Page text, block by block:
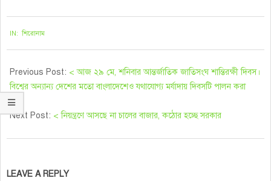
IN: শিরোনাম
Previous Post: < আজ ২৯ মে, শনিবার আন্তর্জাতিক জাতিসংঘ শান্তিরক্ষী দিবস।
বিশ্বের অন্যান্য দেশের মতো বাংলাদেশেও যথাযোগ্য মর্যাদায় দিবসটি পালন করা
হবে।
Next Post: < নিয়ন্ত্রণে আসছে না চালের বাজার, কঠোর হচ্ছে সরকার
LEAVE A REPLY